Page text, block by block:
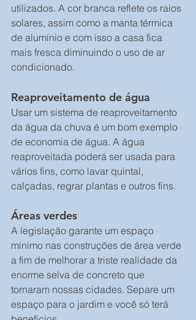
utilizados. A cor branca reflete os raios
solares, assim como a manta térmica
de alumínio e com isso a casa fica
mais fresca diminuindo o uso de ar
condicionado.
Reaproveitamento de água
Usar um sistema de reaproveitamento
da água da chuva é um bom exemplo
de economia de água. A água
reaproveitada poderá ser usada para
vários fins, como lavar quintal,
calçadas, regrar plantas e outros fins.
Áreas verdes
A legislação garante um espaço
mínimo nas construções de área verde
a fim de melhorar a triste realidade da
enorme selva de concreto que
tornaram nossas cidades. Separe um
espaço para o jardim e você só terá